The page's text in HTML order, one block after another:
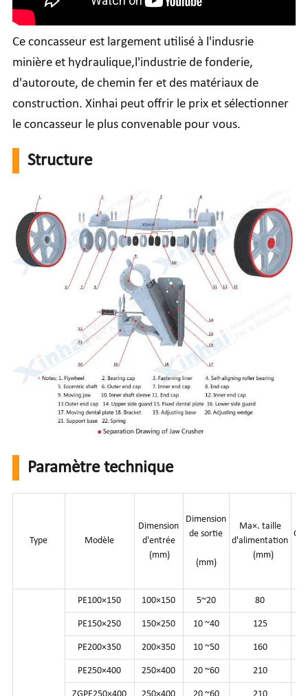
Ce concasseur est largement utilisé à l'indusrie
minière et hydraulique,l'industrie de fonderie,
d'autoroute, de chemin fer et des matériaux de
construction. Xinhai peut offrir le prix et sélectionner
le concasseur le plus convenable pour vous.
Structure
Paramètre technique
Type Modèle
Dimension
d'entrée
(mm)
Dimension
de sortie
(mm)
Ma×. taille
d'alimentation
(mm)
PE100×150 100×150 5~20 80
PE150×250 150×250 10 ~40 125
PE200×350 200×350 10 ~50 160
PE250×400 250×400 20 ~60 210